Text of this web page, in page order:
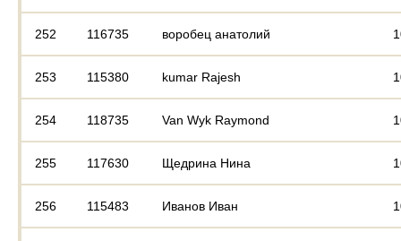
252 116735 воробец анатолий
253 115380 kumar Rajesh
254 118735 Van Wyk Raymond
255 117630 Щедрина Нина
256 115483 Иванов Иван